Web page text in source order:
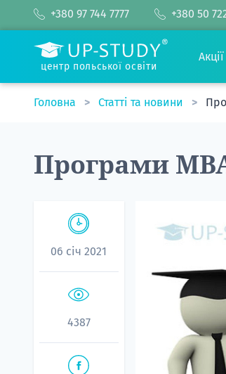
+380 97 744 7777 +380 50
центр польської освіти
Акції
Головна Статті та новини
Програми
06 січ 2021
4387